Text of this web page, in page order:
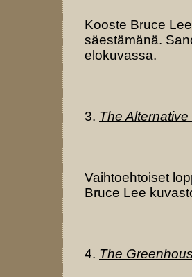
Kooste Bruce
säestämänä.
elokuvassa.
3. The
Vaihtoehtoiset
Bruce Lee
4. The